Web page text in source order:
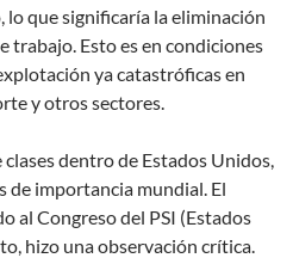
que significaría la eliminación
trabajo. Esto es en condiciones
ya catastróficas en
y otros sectores.
dentro de Estados Unidos,
de importancia mundial. El
al Congreso del PSI (Estados
hizo una observación crítica.